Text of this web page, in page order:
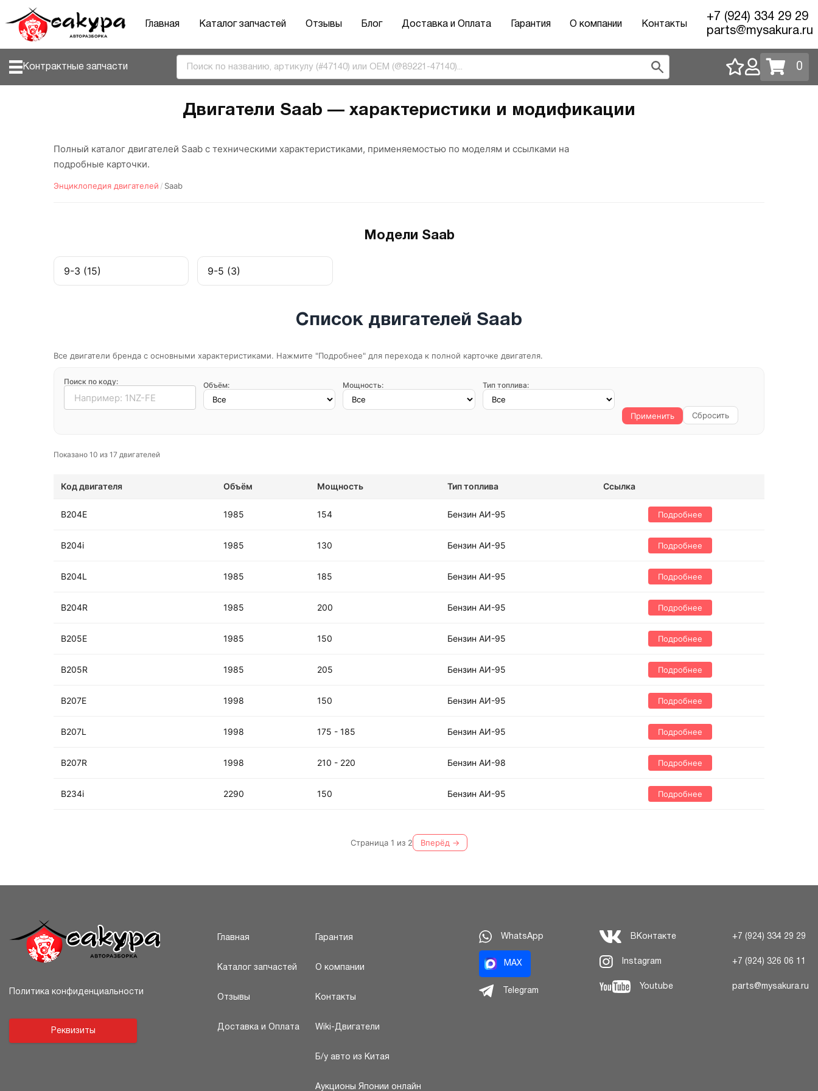
Главная Каталог запчастей Отзывы Блог Доставка и Оплата Гарантия О компании Контакты
+7 (924) 334 29 29
parts@mysakura.ru
Контрактные запчасти 0
Двигатели Saab — характеристики и модификации
Полный каталог двигателей Saab с техническими характеристиками, применяемостью по моделям и ссылками на
подробные карточки.
Энциклопедия двигателей / Saab
Модели Saab
9-3 (15) 9-5 (3)
Список двигателей Saab
Все двигатели бренда с основными характеристиками. Нажмите "Подробнее" для перехода к полной карточке двигателя.
Поиск по коду: Объём: Мощность: Тип топлива:
Применить Сбросить
Показано 10 из 17 двигателей
Код двигателя Объём Мощность Тип топлива Ссылка
B204E 1985 154 Бензин АИ-95 Подробнее
B204i 1985 130 Бензин АИ-95 Подробнее
B204L 1985 185 Бензин АИ-95 Подробнее
B204R 1985 200 Бензин АИ-95 Подробнее
B205E 1985 150 Бензин АИ-95 Подробнее
B205R 1985 205 Бензин АИ-95 Подробнее
B207E 1998 150 Бензин АИ-95 Подробнее
B207L 1998 175 - 185 Бензин АИ-95 Подробнее
B207R 1998 210 - 220 Бензин АИ-98 Подробнее
B234i 2290 150 Бензин АИ-95 Подробнее
Страница 1 из 2 Вперёд →
Политика конфиденциальности
Реквизиты
Главная
Каталог запчастей
Отзывы
Доставка и Оплата
Гарантия
О компании
Контакты
Wiki-Двигатели
Б/у авто из Китая
Аукционы Японии онлайн
WhatsApp
MAX
Telegram
ВКонтакте
Instagram
Youtube
+7 (924) 334 29 29
+7 (924) 326 06 11
parts@mysakura.ru